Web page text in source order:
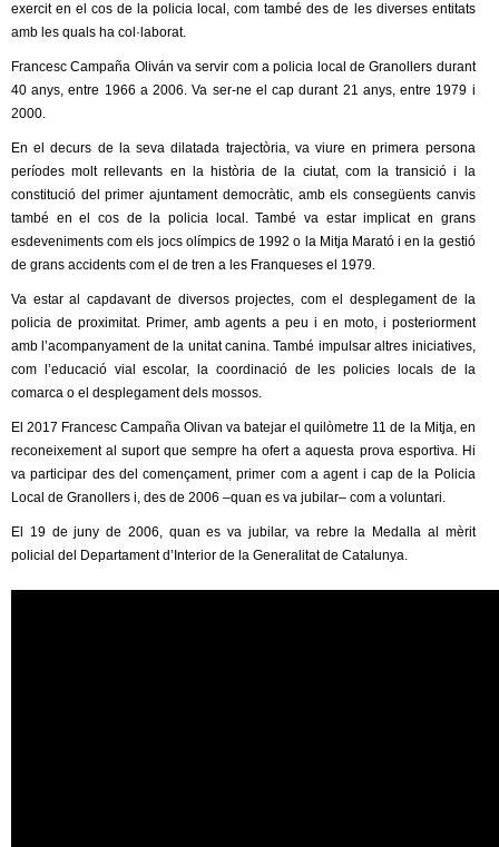
exercit en el cos de la policia local, com també des de les diverses entitats
amb les quals ha col·laborat.
Francesc Campaña Oliván va servir com a policia local de Granollers durant
40 anys, entre 1966 a 2006. Va ser-ne el cap durant 21 anys, entre 1979 i
2000.
En el decurs de la seva dilatada trajectòria, va viure en primera persona
períodes molt rellevants en la història de la ciutat, com la transició i la
constitució del primer ajuntament democràtic, amb els consegüents canvis
també en el cos de la policia local. També va estar implicat en grans
esdeveniments com els jocs olímpics de 1992 o la Mitja Marató i en la gestió
de grans accidents com el de tren a les Franqueses el 1979.
Va estar al capdavant de diversos projectes, com el desplegament de la
policia de proximitat. Primer, amb agents a peu i en moto, i posteriorment
amb l’acompanyament de la unitat canina. També impulsar altres iniciatives,
com l’educació vial escolar, la coordinació de les policies locals de la
comarca o el desplegament dels mossos.
El 2017 Francesc Campaña Olivan va batejar el quilòmetre 11 de la Mitja, en
reconeixement al suport que sempre ha ofert a aquesta prova esportiva. Hi
va participar des del començament, primer com a agent i cap de la Policia
Local de Granollers i, des de 2006 –quan es va jubilar– com a voluntari.
El 19 de juny de 2006, quan es va jubilar, va rebre la Medalla al mèrit
policial del Departament d’Interior de la Generalitat de Catalunya.